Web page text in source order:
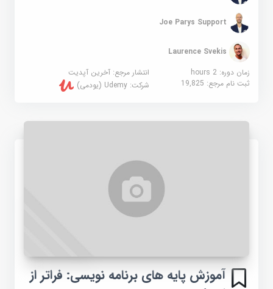
Joe Parys Support
Laurence Svekis
زمان دوره: 2 hours
انتشار مرجع:آخرین آپدیت
ثبت نام مرجع:19,825 شرکت:Udemy (یودمی)
آموزش پایه های برنامه نویسی: فراتر از